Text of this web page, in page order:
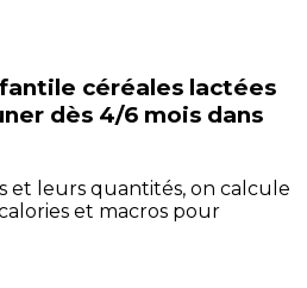
céréales lactées
dès 4/6 mois dans
et leurs quantités, on calcule
et macros pour